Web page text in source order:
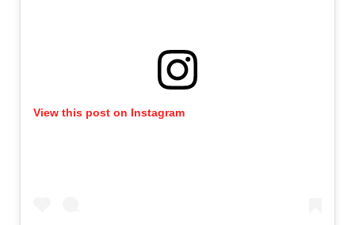
View this post on Instagram